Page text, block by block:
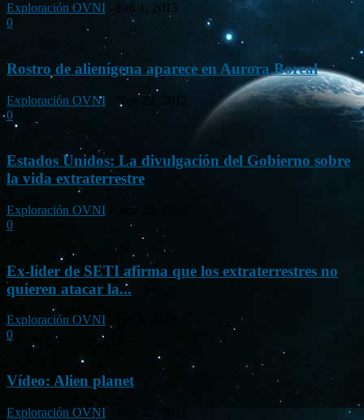
Exploración OVNI - Feb 1, 2013
0
Rostro de alienígena aparece en Aurora Boreal
Exploración OVNI
Nov 22, 2012
0
Estados Unidos: La divulgación del Gobierno sobre
la vida extraterrestre
Exploración OVNI
Nov 22, 2012
0
Ex-líder de SETI afirma que los extraterrestres no
quieren atacar la...
Exploración OVNI
0
Vídeo: Alien planet
Exploración OVNI